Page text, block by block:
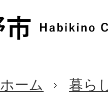
ホーム 暮ら